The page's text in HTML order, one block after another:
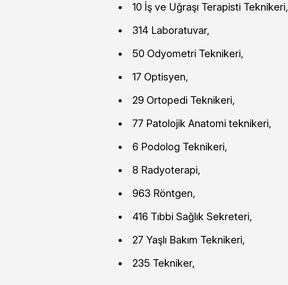
10 İş ve Uğraşı Terapisti Teknikeri,
314 Laboratuvar,
50 Odyometri Teknikeri,
17 Optisyen,
29 Ortopedi Teknikeri,
77 Patolojik Anatomi teknikeri,
6 Podolog Teknikeri,
8 Radyoterapi,
963 Röntgen,
416 Tıbbi Sağlık Sekreteri,
27 Yaşlı Bakım Teknikeri,
235 Tekniker,